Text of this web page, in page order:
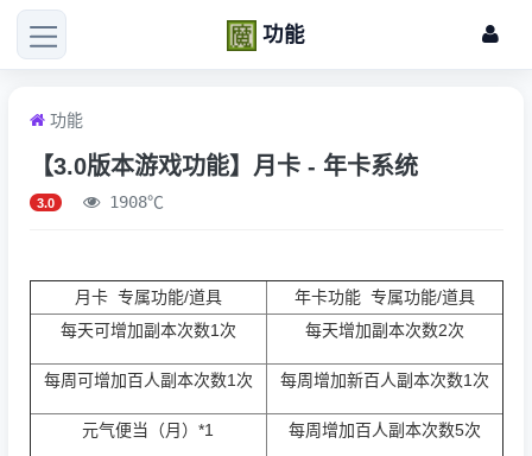
功能
功能
【3.0版本游戏功能】月卡 - 年卡系统
3.0 1908℃
月卡 专属功能/道具
年卡功能 专属功能/道具
每天可增加副本次数1次
每天增加副本次数2次
每周可增加百人副本次数1次 每周增加新百人副本次数1次
元气便当（月）*1 每周增加百人副本次数5次